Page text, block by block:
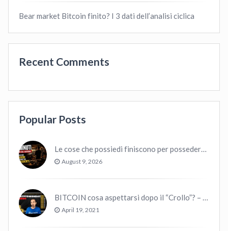
Bear market Bitcoin finito? I 3 dati dell’analisi ciclica
Recent Comments
Popular Posts
Le cose che possiedi finiscono per possedere te
August 9, 2026
BITCOIN cosa aspettarsi dopo il “Crollo”? – CryptoMonday NEWS w16/’21
April 19, 2021